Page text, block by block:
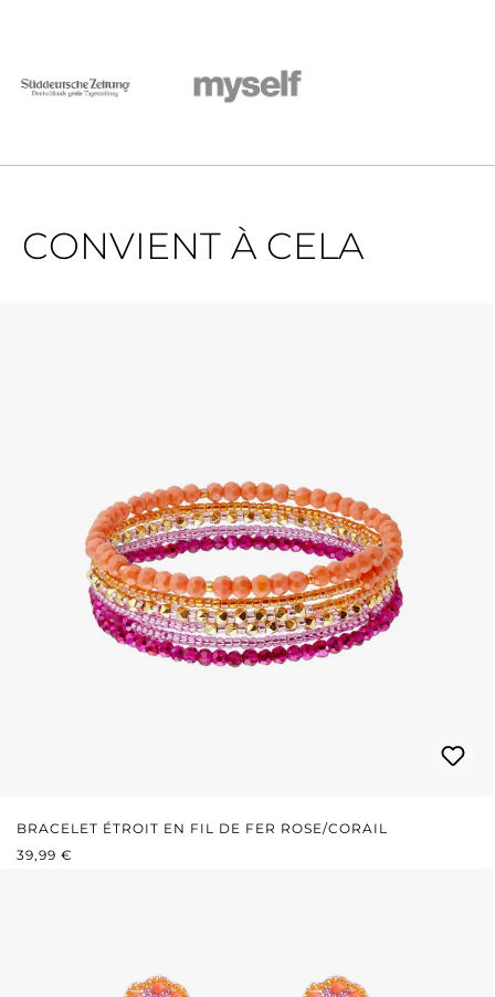
CONVIENT À CELA
BRACELET ÉTROIT EN FIL DE FER ROSE/CORAIL
PRIX RÉGULIER :
39,99 €